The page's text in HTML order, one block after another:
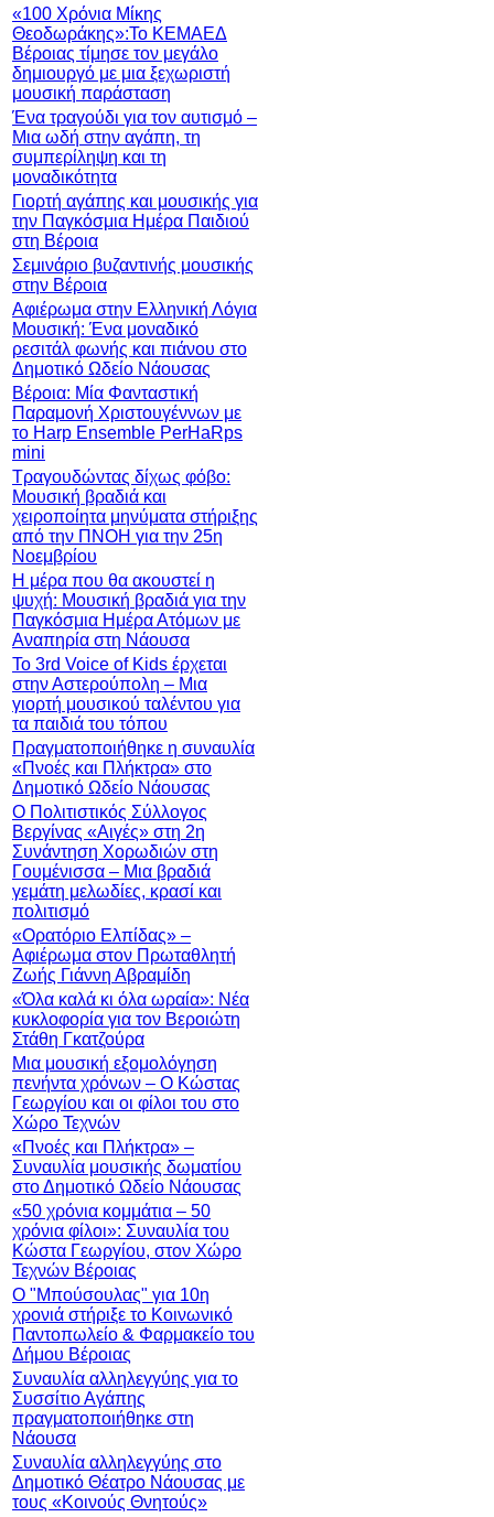
«100 Χρόνια Μίκης
Θεοδωράκης»:Το ΚΕΜΑΕΔ
Βέροιας τίμησε τον μεγάλο
δημιουργό με μια ξεχωριστή
μουσική παράσταση
Ένα τραγούδι για τον αυτισμό –
Μια ωδή στην αγάπη, τη
συμπερίληψη και τη
μοναδικότητα
Γιορτή αγάπης και μουσικής για
την Παγκόσμια Ημέρα Παιδιού
στη Βέροια
Σεμινάριο βυζαντινής μουσικής
στην Βέροια
Αφιέρωμα στην Ελληνική Λόγια
Μουσική: Ένα μοναδικό
ρεσιτάλ φωνής και πιάνου στο
Δημοτικό Ωδείο Νάουσας
Βέροια: Μία Φανταστική
Παραμονή Χριστουγέννων με
το Harp Ensemble PerHaRps
mini
Τραγουδώντας δίχως φόβο:
Μουσική βραδιά και
χειροποίητα μηνύματα στήριξης
από την ΠΝΟΗ για την 25η
Νοεμβρίου
Η μέρα που θα ακουστεί η
ψυχή: Μουσική βραδιά για την
Παγκόσμια Ημέρα Ατόμων με
Αναπηρία στη Νάουσα
Το 3rd Voice of Kids έρχεται
στην Αστερούπολη – Μια
γιορτή μουσικού ταλέντου για
τα παιδιά του τόπου
Πραγματοποιήθηκε η συναυλία
«Πνοές και Πλήκτρα» στο
Δημοτικό Ωδείο Νάουσας
Ο Πολιτιστικός Σύλλογος
Βεργίνας «Αιγές» στη 2η
Συνάντηση Χορωδιών στη
Γουμένισσα – Μια βραδιά
γεμάτη μελωδίες, κρασί και
πολιτισμό
«Ορατόριο Ελπίδας» –
Αφιέρωμα στον Πρωταθλητή
Ζωής Γιάννη Αβραμίδη
«Όλα καλά κι όλα ωραία»: Νέα
κυκλοφορία για τον Βεροιώτη
Στάθη Γκατζούρα
Μια μουσική εξομολόγηση
πενήντα χρόνων – Ο Κώστας
Γεωργίου και οι φίλοι του στο
Χώρο Τεχνών
«Πνοές και Πλήκτρα» –
Συναυλία μουσικής δωματίου
στο Δημοτικό Ωδείο Νάουσας
«50 χρόνια κομμάτια – 50
χρόνια φίλοι»: Συναυλία του
Κώστα Γεωργίου, στον Χώρο
Τεχνών Βέροιας
Ο "Μπούσουλας" για 10η
χρονιά στήριξε το Κοινωνικό
Παντοπωλείο & Φαρμακείο του
Δήμου Βέροιας
Συναυλία αλληλεγγύης για το
Συσσίτιο Αγάπης
πραγματοποιήθηκε στη
Νάουσα
Συναυλία αλληλεγγύης στο
Δημοτικό Θέατρο Νάουσας με
τους «Κοινούς Θνητούς»